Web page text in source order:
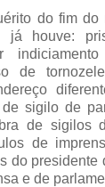
do fim
já houve:
de
de sigilo de
de sigilos
de
do presidente
e de